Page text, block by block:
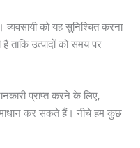
व्यवसायी को यह सुनिश्चित करना
ताकि उत्पादों को समय पर
प्राप्त करने के लिए,
कर सकते हैं। नीचे हम कुछ